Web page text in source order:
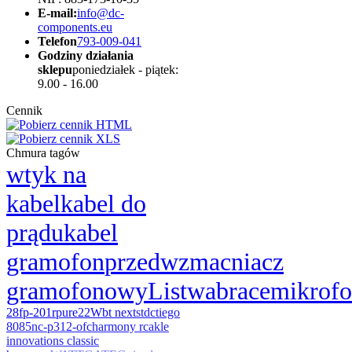
E-mail:info@dc-
components.eu
Telefon793-009-041
Godziny działania
sklepuponiedziałek - piątek:
9.00 - 16.00
Cennik
Chmura tagów
wtyk na
kabelkabel do
prądukabel
gramofonprzedwzmacniacz
gramofonowyListwabrace
28fp-201rpure22Wbt nextstdctiego
8085nc-p312-ofcharmony rcakle
innovations classic